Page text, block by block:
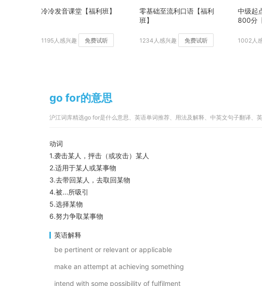
冷冷发音课堂【福利班】
1195人感兴趣 免费试听
零基础至流利口语【福利
班】
1234人感兴趣 免费试听
中级起
800分
1002人
go for的意思
沪江词库精选go for是什么意思、英语单词推荐、用法及解释、中英文句子翻译、
动词
1.袭击某人，抨击（或攻击）某人
2.适用于某人或某事物
3.去带回某人，去取回某物
4.被...所吸引
5.选择某物
6.努力争取某事物
英语解释
be pertinent or relevant or applicable
make an attempt at achieving something
intend with some possibility of fulfilment